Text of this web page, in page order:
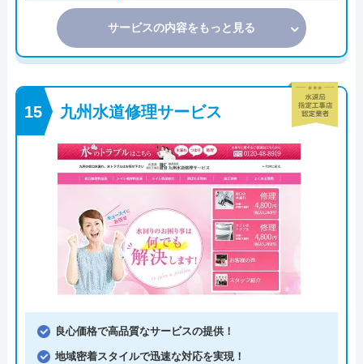
サービスの内容をもっと見る
九州水道修理サービス
良心価格で高品質なサービスの提供！
地域密着スタイルで迅速な対応を実現！